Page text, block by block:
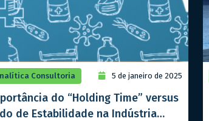
Consultoria 5 de janeiro de 2025
do “Holding Time” versus
de Estabilidade na Indústria